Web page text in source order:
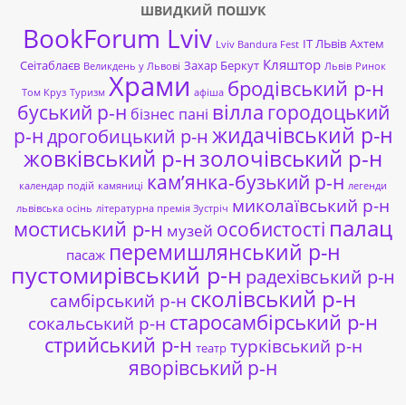
ШВИДКИЙ ПОШУК
BookForum Lviv Lviv Bandura Fest ІТ ЛЬвів Ахтем
Сеітаблаєв Великдень у Львові Захар Беркут Кляштор Львів Ринок
Том Круз Туризм Храми афіша бродівський р-н
буський р-н бізнес пані вілла городоцький
р-ндрогобицький р-н жидачівський р-н
жовківський р-нзолочівський р-н
календар подій камяниці кам’янка-бузький р-н легенди
львівська осінь літературна премія Зустріч миколаївський р-н
мостиський р-н музей особистості палац
пасаж перемишлянський р-н
пустомирівський р-н радехівський р-н
самбірський р-н сколівський р-н
сокальський р-н старосамбірський р-н
стрийський р-н театр турківський р-н
яворівський р-н